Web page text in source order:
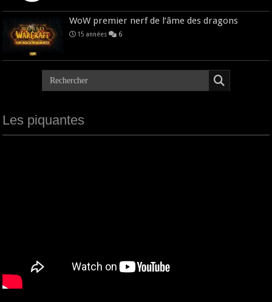
WoW premier nerf de l’âme des dragons
15 années 6
Les piquantes